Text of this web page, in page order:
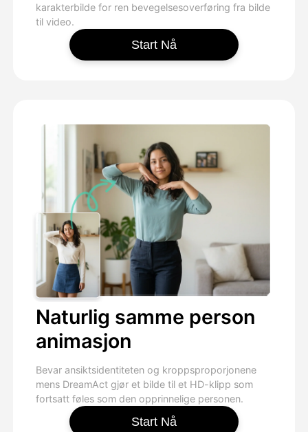
karakterbilde for ren bevegelsesoverføring fra bilde
til video.
Start Nå
Naturlig samme person
animasjon
Bevar ansiktsidentiteten og kroppsproporjonene
mens DreamAct gjør et bilde til et HD-klipp som
fortsatt føles som den opprinnelige personen.
Start Nå